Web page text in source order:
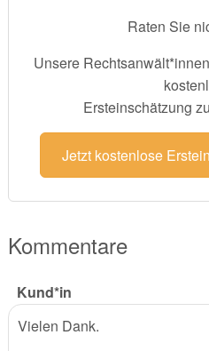
Raten Sie
Unsere
Ersteinschätzung
Jetzt kostenlose
Kommentare
Kund*in
Vielen Dank.